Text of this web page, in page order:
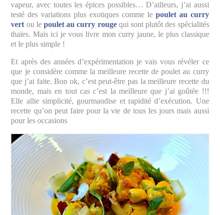
vapeur, avec toutes les épices possibles… D’ailleurs, j’ai aussi
testé des variations plus exotiques comme le poulet au curry
vert ou le poulet au curry rouge qui sont plutôt des spécialités
thaïes. Mais ici je vous livre mon curry jaune, le plus classique
et le plus simple !
Et après des années d’expérimentation je vais vous révéler ce
que je considère comme la meilleure recette de poulet au curry
que j’ai faite. Bon ok, c’est peut-être pas la meilleure recette du
monde, mais en tout cas c’est la meilleure que j’ai goûtée !!!
Elle allie simplicité, gourmandise et rapidité d’exécution. Une
recette qu’on peut faire pour la vie de tous les jours mais aussi
pour les occasions